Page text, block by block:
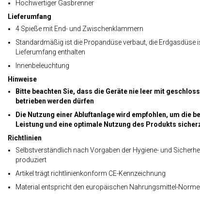
Hochwertiger Gasbrenner
Lieferumfang
4 Spieße mit End- und Zwischenklammern
Standardmäßig ist die Propandüse verbaut, die Erdgasdüse
Lieferumfang enthalten
Innenbeleuchtung
Hinweise
Bitte beachten Sie, dass die Geräte nie leer mit
betrieben werden dürfen
Die Nutzung einer Abluftanlage wird empfohlen, um die
Leistung und eine optimale Nutzung des Produkts
Richtlinien
Selbstverständlich nach Vorgaben der Hygiene- und
produziert
Artikel trägt richtlinienkonform CE-Kennzeichnung
Material entspricht den europäischen Nahrungsmittel-